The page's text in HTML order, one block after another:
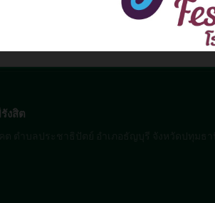
งสิต
ต ตำบลประชาธิปัตย์ อำเภอธัญบุรี จังหวัดปทุมธ